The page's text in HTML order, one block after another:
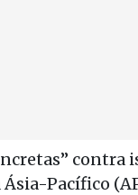
contra
Pacífico